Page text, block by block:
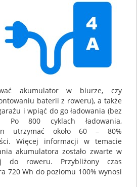
akumulator w biurze, czy
baterii z roweru), a także
i wpiąć do go ładowania (bez
Po 800 cyklach ładowania,
utrzymać około 60 – 80%
Więcej informacji w temacie
akumulatora zostało zwarte w
do roweru. Przybliżony czas
720 Wh do poziomu 100% wynosi